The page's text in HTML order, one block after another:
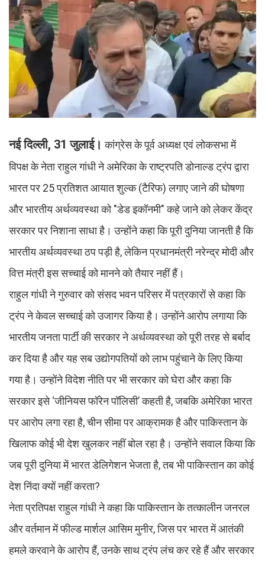
नई दिल्ली, 31 जुलाई।कांग्रेस के पूर्व अध्यक्ष एवं लोकसभा में
विपक्ष के नेता राहुल गांधी ने अमेरिका के राष्ट्रपति डोनाल्ड ट्रंप द्वारा
भारत पर 25 प्रतिशत आयात शुल्क (टैरिफ) लगाए जाने की घोषणा
और भारतीय अर्थव्यवस्था को "डेड इकॉनमी" कहे जाने को लेकर केंद्र
सरकार पर निशाना साधा है। उन्होंने कहा कि पूरी दुनिया जानती है कि
भारतीय अर्थव्यवस्था ठप पड़ी है, लेकिन प्रधानमंत्री नरेन्द्र मोदी और
वित्त मंत्री इस सच्चाई को मानने को तैयार नहीं हैं।
राहुल गांधी ने गुरुवार को संसद भवन परिसर में पत्रकारों से कहा कि
ट्रंप ने केवल सच्चाई को उजागर किया है। उन्होंने आरोप लगाया कि
भारतीय जनता पार्टी की सरकार ने अर्थव्यवस्था को पूरी तरह से बर्बाद
कर दिया है और यह सब उद्योगपतियों को लाभ पहुंचाने के लिए किया
गया है। उन्होंने विदेश नीति पर भी सरकार को घेरा और कहा कि
सरकार इसे ‘जीनियस फॉरेन पॉलिसी’ कहती है, जबकि अमेरिका भारत
पर आरोप लगा रहा है, चीन सीमा पर आक्रामक है और पाकिस्तान के
खिलाफ कोई भी देश खुलकर नहीं बोल रहा है। उन्होंने सवाल किया कि
जब पूरी दुनिया में भारत डेलिगेशन भेजता है, तब भी पाकिस्तान का कोई
देश निंदा क्यों नहीं करता?
नेता प्रतिपक्ष राहुल गांधी ने कहा कि पाकिस्तान के तत्कालीन जनरल
और वर्तमान में फील्ड मार्शल आसिम मुनीर, जिस पर भारत में आतंकी
हमले करवाने के आरोप हैं, उनके साथ ट्रंप लंच कर रहे हैं और सरकार